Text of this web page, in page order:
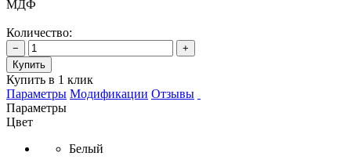
МДФ
Количество:
−
+
Купить
Купить в 1 клик
Параметры Модификации Отзывы
Параметры
Цвет
Белый